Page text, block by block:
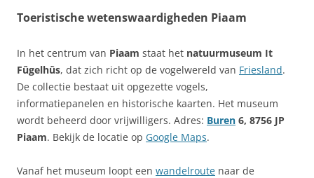
Toeristische wetenswaardigheden Piaam
In het centrum van Piaam staat het natuurmuseum It
Fûgelhûs, dat zich richt op de vogelwereld van Friesland.
De collectie bestaat uit opgezette vogels,
informatiepanelen en historische kaarten. Het museum
wordt beheerd door vrijwilligers. Adres: Buren 6, 8756 JP
Piaam. Bekijk de locatie op Google Maps.
Vanaf het museum loopt een wandelroute naar de